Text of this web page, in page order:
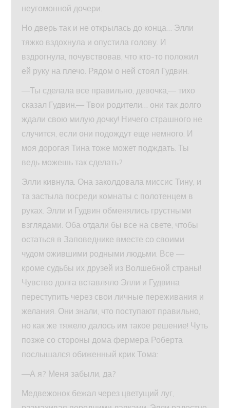
неугомонной дочери.
Но дверь так и не открылась до конца… Элли
тяжко вздохнула и опустила голову. И
вздрогнула, почувствовав, что кто-то положил
ей руку на плечо. Рядом о ней стоял Гудвин.
—Ты сделала все правильно, девочка,— тихо
сказал Гудвин.— Твои родители… они так долго
ждали свою милую дочку! Ничего страшного не
случится, если они подождут еще немного. И
моя дорогая Тина тоже может подждать. Ты
ведь можешь так сделать?
Элли кивнула. Она заколдовала миссис Тину, и
та застыла посреди комнаты с полотенцем в
руках. Элли и Гудвин обменялись грустными
взглядами. Оба отдали бы все на свете, чтобы
остаться в Заповеднике вместе со своими
чудом ожившими родными людьми. Все —
кроме судьбы их друзей из Волшебной страны!
Чувство долга вставляло Элли и Гудвина
переступить через свои личные переживания и
желания. Они знали, что поступают правильно,
но как же тяжело далось им такое решение! Чуть
позже со стороны дома фермера Роберта
послышался обиженный крик Тома:
—А я? Меня забыли, да?
Медвежонок бежал через цветущий луг,